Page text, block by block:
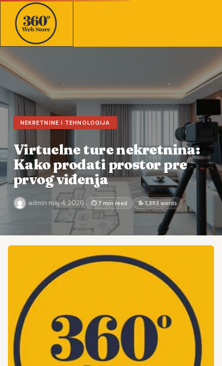
NEKRETNINE I TEHNOLOGIJA
Virtuelne ture nekretnina:
Kako prodati prostor pre
prvog viđenja
admin·maj 4, 2026· ⏱ 7 min read 📝 1,353 words